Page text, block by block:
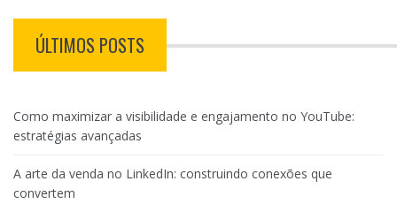
ÚLTIMOS POSTS
Como maximizar a visibilidade e engajamento no YouTube:
estratégias avançadas
A arte da venda no LinkedIn: construindo conexões que
convertem